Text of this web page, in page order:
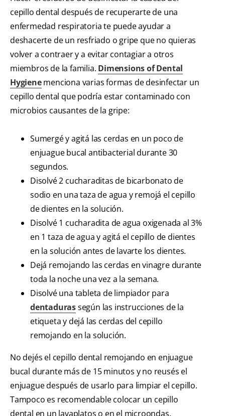
cepillo dental después de recuperarte de una
enfermedad respiratoria te puede ayudar a
deshacerte de un resfriado o gripe que no quieras
volver a contraer y a evitar contagiar a otros
miembros de la familia. Dimensions of Dental
Hygienemenciona varias formas de desinfectar un
cepillo dental que podría estar contaminado con
microbios causantes de la gripe:
Sumergé y agitá las cerdas en un poco de
enjuague bucal antibacterial durante 30
segundos.
Disolvé 2 cucharaditas de bicarbonato de
sodio en una taza de agua y remojá el cepillo
de dientes en la solución.
Disolvé 1 cucharadita de agua oxigenada al 3%
en 1 taza de agua y agitá el cepillo de dientes
en la solución antes de lavarte los dientes.
Dejá remojando las cerdas en vinagre durante
toda la noche una vez a la semana.
Disolvé una tableta de limpiador para
dentadurassegún las instrucciones de la
etiqueta y dejá las cerdas del cepillo
remojando en la solución.
No dejés el cepillo dental remojando en enjuague
bucal durante más de 15 minutos y no reusés el
enjuague después de usarlo para limpiar el cepillo.
Tampoco es recomendable colocar un cepillo
dental en un lavaplatos o en el microondas.